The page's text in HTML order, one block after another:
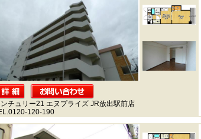
チュリー21 エヌプライズ JR放出駅前店
120-190